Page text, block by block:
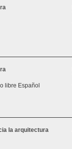
libre Español
la arquitectura